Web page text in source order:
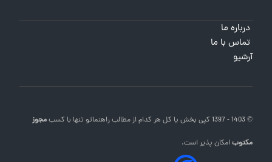
درباره ما
تماس با ما
آرشیو
© 1403 - 1397 کپی بخش یا کل هر کدام از مطالب راهنماتو تنها با کسبمجوز
مکتوبامکان پذیر است.